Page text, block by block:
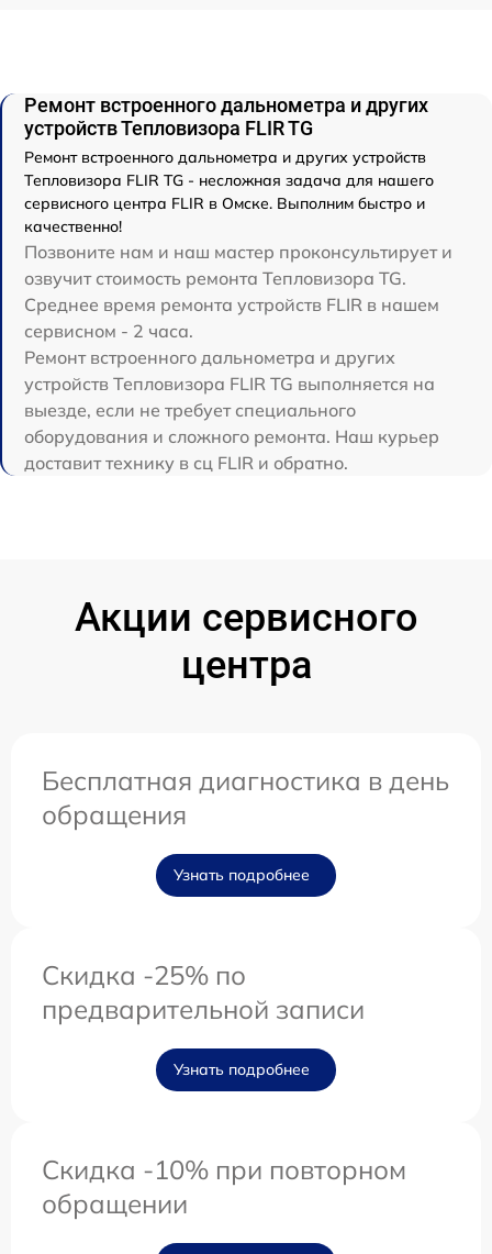
Ремонт встроенного дальнометра и других
устройств Тепловизора FLIR TG
Ремонт встроенного дальнометра и других устройств
Тепловизора FLIR TG - несложная задача для нашего
сервисного центра FLIR в Омске. Выполним быстро и
качественно!
Позвоните нам и наш мастер проконсультирует и
озвучит стоимость ремонта Тепловизора TG.
Среднее время ремонта устройств FLIR в нашем
сервисном - 2 часа.
Ремонт встроенного дальнометра и других
устройств Тепловизора FLIR TG выполняется на
выезде, если не требует специального
оборудования и сложного ремонта. Наш курьер
доставит технику в сц FLIR и обратно.
Акции сервисного
центра
Бесплатная диагностика в день
обращения
Узнать подробнее
Скидка -25% по
предварительной записи
Узнать подробнее
Скидка -10% при повторном
обращении